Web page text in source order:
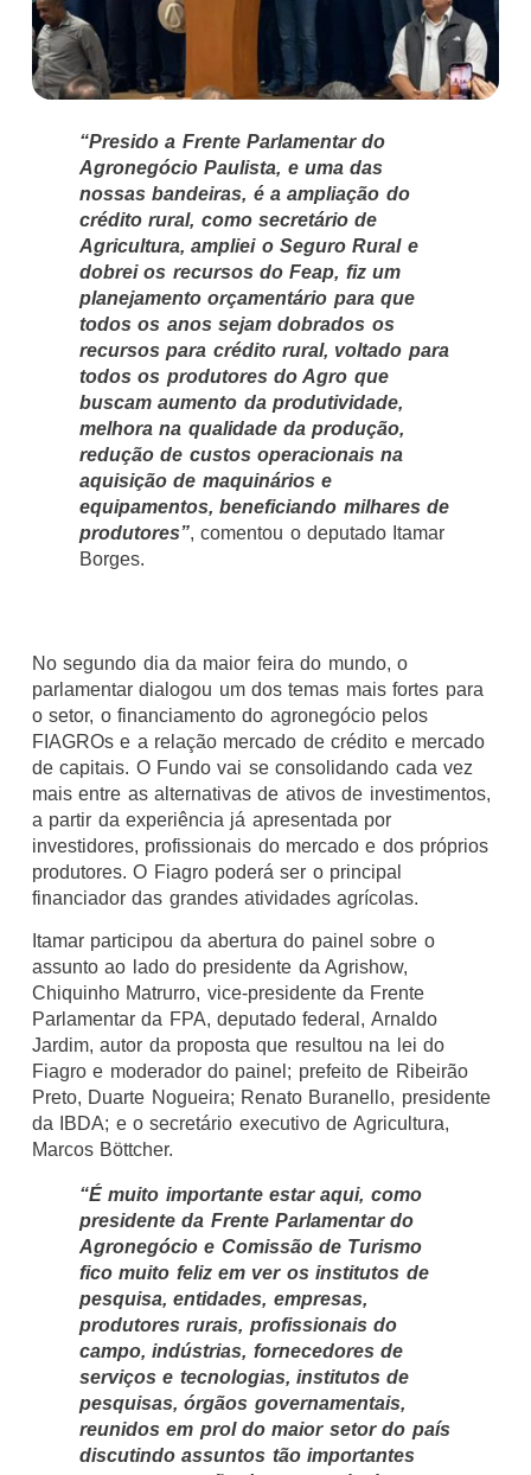
“Presido a Frente Parlamentar do
Agronegócio Paulista, e uma das
nossas bandeiras, é a ampliação do
crédito rural, como secretário de
Agricultura, ampliei o Seguro Rural e
dobrei os recursos do Feap, fiz um
planejamento orçamentário para que
todos os anos sejam dobrados os
recursos para crédito rural, voltado para
todos os produtores do Agro que
buscam aumento da produtividade,
melhora na qualidade da produção,
redução de custos operacionais na
aquisição de maquinários e
equipamentos, beneficiando milhares de
produtores”, comentou o deputado Itamar
Borges.
No segundo dia da maior feira do mundo, o
parlamentar dialogou um dos temas mais fortes para
o setor, o financiamento do agronegócio pelos
FIAGROs e a relação mercado de crédito e mercado
de capitais. O Fundo vai se consolidando cada vez
mais entre as alternativas de ativos de investimentos,
a partir da experiência já apresentada por
investidores, profissionais do mercado e dos próprios
produtores. O Fiagro poderá ser o principal
financiador das grandes atividades agrícolas.
Itamar participou da abertura do painel sobre o
assunto ao lado do presidente da Agrishow,
Chiquinho Matrurro, vice-presidente da Frente
Parlamentar da FPA, deputado federal, Arnaldo
Jardim, autor da proposta que resultou na lei do
Fiagro e moderador do painel; prefeito de Ribeirão
Preto, Duarte Nogueira; Renato Buranello, presidente
da IBDA; e o secretário executivo de Agricultura,
Marcos Böttcher.
“É muito importante estar aqui, como
presidente da Frente Parlamentar do
Agronegócio e Comissão de Turismo
fico muito feliz em ver os institutos de
pesquisa, entidades, empresas,
produtores rurais, profissionais do
campo, indústrias, fornecedores de
serviços e tecnologias, institutos de
pesquisas, órgãos governamentais,
reunidos em prol do maior setor do país
discutindo assuntos tão importantes